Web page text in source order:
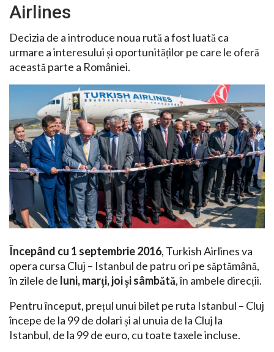
Airlines
Decizia de a introduce noua rută a fost luată ca
urmare a interesului și oportunităților pe care le oferă
această parte a României.
Începând cu 1 septembrie 2016, Turkish Airlines va
opera cursa Cluj – Istanbul de patru ori pe săptămână,
în zilele de luni, marți, joi și sâmbătă, în ambele direcții.
Pentru început, prețul unui bilet pe ruta Istanbul – Cluj
începe de la 99 de dolari și al unuia de la Cluj la
Istanbul, de la 99 de euro, cu toate taxele incluse.